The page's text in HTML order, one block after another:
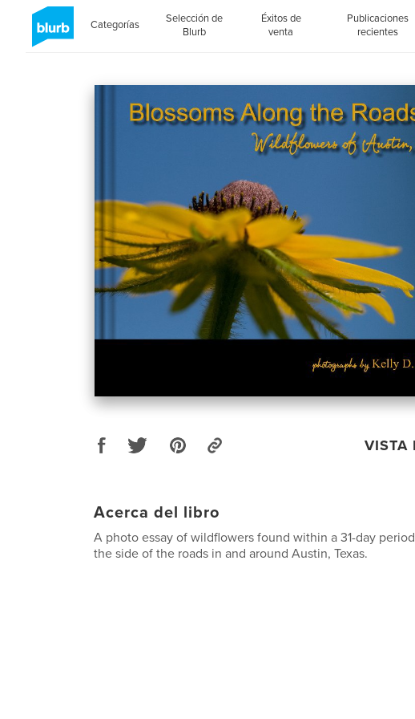
Categorías
Selección de
Blurb
Éxitos de
venta
Publicaciones
recientes
VISTA
Acerca del libro
A photo essay of wildflowers found within a 31-day
the side of the roads in and around Austin, Texas.